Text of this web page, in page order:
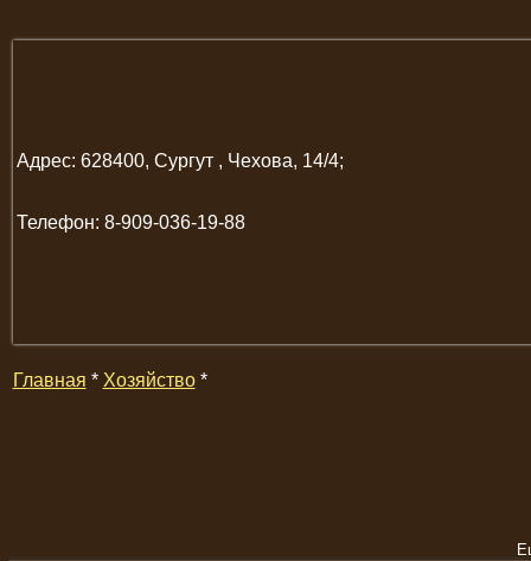
Адрес: 628400, Сургут , Чехова, 14/4;
Телефон: 8-909-036-19-88
Главная * Хозяйство*